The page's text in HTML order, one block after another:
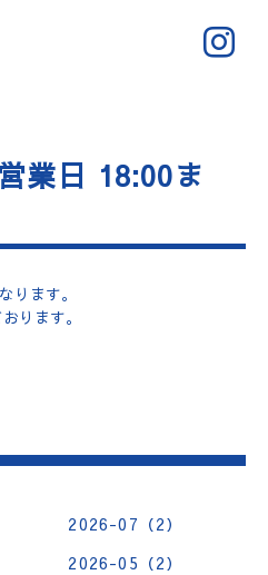
業日 18:00ま
ります。
ります。
2026-07（2）
2026-05（2）